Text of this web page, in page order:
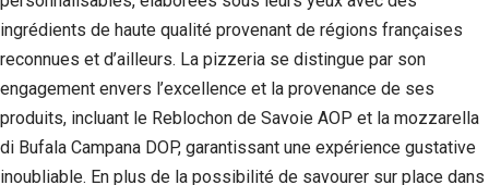
ingrédients de haute qualité provenant de régions françaises
reconnues et d’ailleurs. La pizzeria se distingue par son
engagement envers l’excellence et la provenance de ses
produits, incluant le Reblochon de Savoie AOP et la mozzarella
di Bufala Campana DOP, garantissant une expérience gustative
inoubliable. En plus de la possibilité de savourer sur place dans